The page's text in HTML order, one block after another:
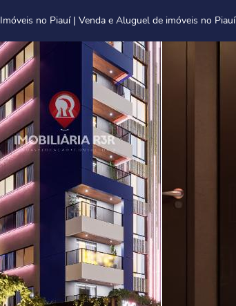
Imóveis no Piauí | Venda e Aluguel de imóveis no Piauí